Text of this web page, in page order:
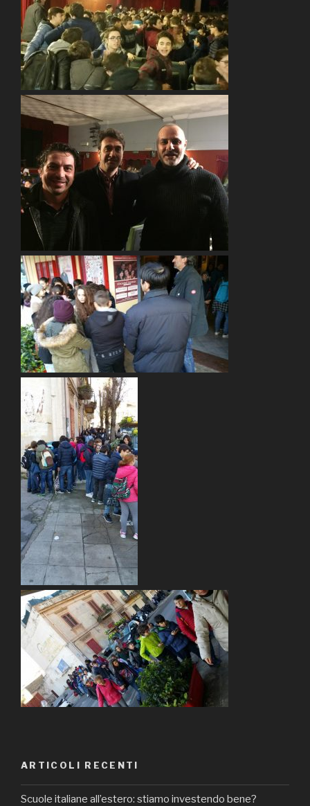
ARTICOLI RECENTI
Scuole italiane all’estero: stiamo investendo bene?